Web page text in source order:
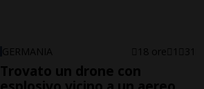
GERMANIA 18 ore 1 31
Trovato un drone con